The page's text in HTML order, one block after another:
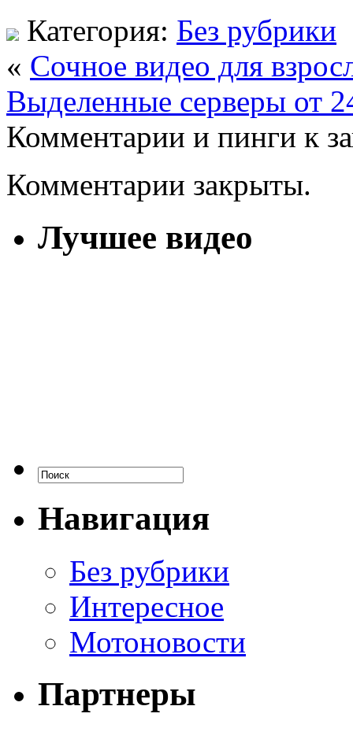
Категория: Без рубрики
« Сочное видео для
Выделенные серверы от
Комментарии и пинги к
Комментарии закрыты.
Лучшее видео
Навигация
Без рубрики
Интересное
Мотоновости
Партнеры